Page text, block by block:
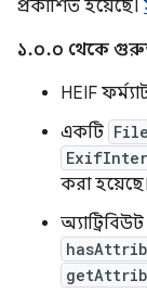
প্রকাশিত হয়েছে।
১.০.০ থেকে
HEIF
একটি File
করা হয়েছে।